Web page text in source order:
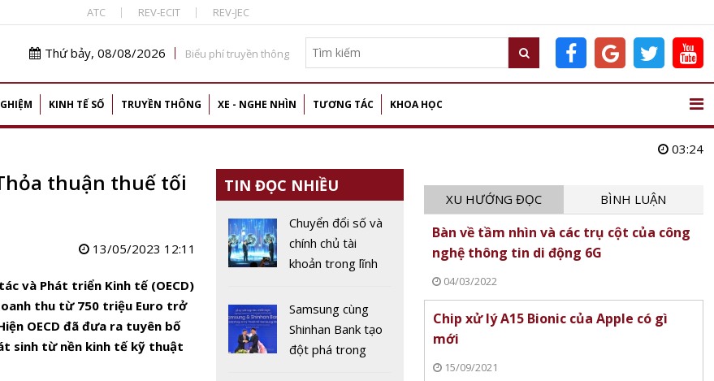
ATC REV-ECIT REV-JEC
Thứ bảy, 08/08/2026 Biểu phí truyền thông
KINH TẾ SỐ TRUYỀN THÔNG XE - NGHE NHÌN TƯƠNG TÁC KHOA HỌC
03:24
thuận thuế tối
13/05/2023 12:11
và Phát triển Kinh tế (OECD)
thu từ 750 triệu Euro trở
OECD đã đưa ra tuyên bố
sinh từ nền kinh tế kỹ thuật
TIN ĐỌC NHIỀU
Chuyển đổi số và
chính chủ tài
khoản trong lĩnh
Samsung cùng
Shinhan Bank tạo
đột phá trong
XU HƯỚNG ĐỌC BÌNH LUẬN
Bàn về tầm nhìn và các trụ cột của công
nghệ thông tin di động 6G
04/03/2022
Chip xử lý A15 Bionic của Apple có gì
mới
15/09/2021